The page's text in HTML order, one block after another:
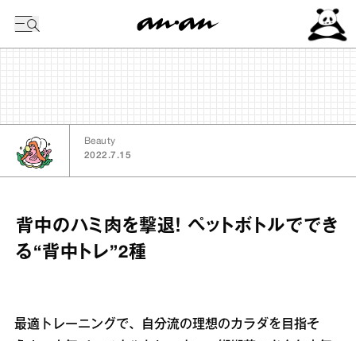
Beauty
2022.7.15
背中のハミ肉を撃退！ ペットボトルででき
る“背中トレ”2種
最適トレーニングで、自分流の理想のカラダを目指そ